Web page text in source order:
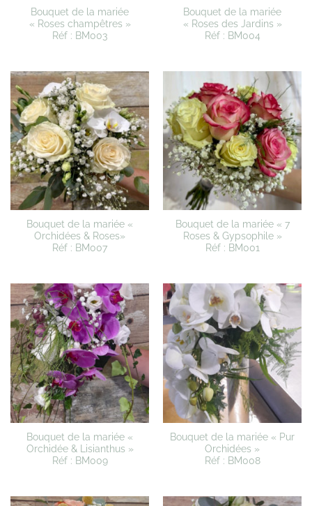
Bouquet de la mariée
« Roses champêtres »
Réf : BM003
Bouquet de la mariée
« Roses des Jardins »
Réf : BM004
Bouquet de la mariée «
Orchidées & Roses»
Réf : BM007
Bouquet de la mariée « 7
Roses & Gypsophile »
Réf : BM001
Bouquet de la mariée «
Orchidée & Lisianthus »
Réf : BM009
Bouquet de la mariée « Pur
Orchidées »
Réf : BM008